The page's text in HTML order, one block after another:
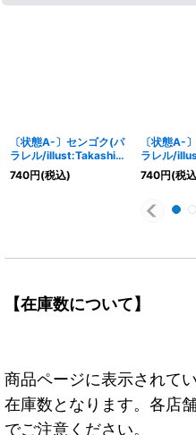
〔状態A-〕センゴク(パ
ラレル/illust:Takashi
Tokushige)【SR/P】
{EB02-044}
740円(税込)
〔状態A-
ラレル/
Vincent)【
{EB02-
740円(税
【在庫数について】
商品ページに表示されて
在庫数となります。各店
でご注意ください。